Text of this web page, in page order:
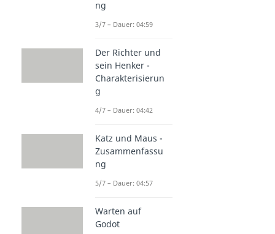
ng
3/7 – Dauer: 04:59
Der Richter und
sein Henker -
Charakterisierun
g
4/7 – Dauer: 04:42
Katz und Maus -
Zusammenfassu
ng
5/7 – Dauer: 04:57
Warten auf
Godot